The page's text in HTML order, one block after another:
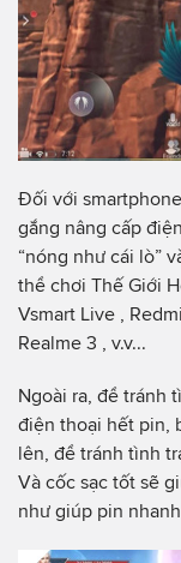
Đối với
gắng nâng cấp
“nóng như cái lò”
thể chơi Thế Giới
Vsmart Live ,
Realme 3 , v.v...
Ngoài ra, để tránh
điện thoại hết pin,
lên, để tránh tình
Và cốc sạc tốt sẽ
như giúp pin